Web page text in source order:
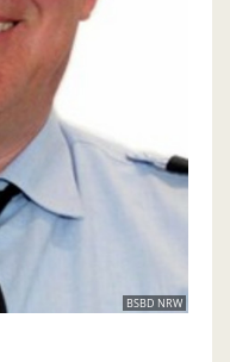
BSBD NRW